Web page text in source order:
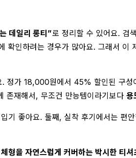
데일리 롱티”로 정리할 수 있어요. 검
확인하려는 경우가 많아요. 그래서 이
가 18,000원에서 45% 할인된 구
존재해서, 무조건 만능템이라기보다 용
기 좋아요. 둘째, 실착 후기에서는 편
체형을 자연스럽게 커버하는 박시한 티셔